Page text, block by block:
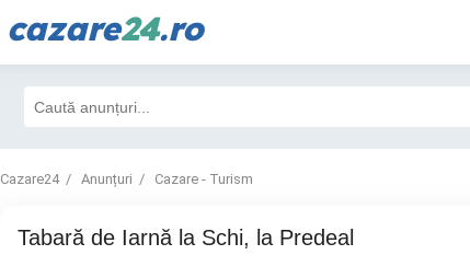
cazare24.ro
Cazare24 Anunțuri Cazare - Turism
Tabară de Iarnă la Schi, la Predeal